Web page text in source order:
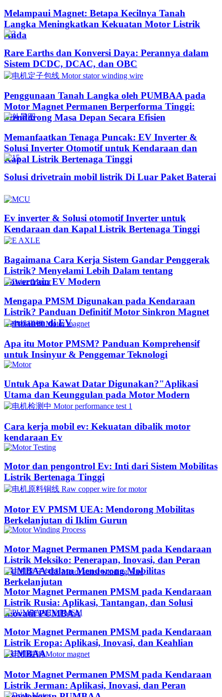
Melampaui Magnet: Betapa Kecilnya Tanah
Langka Meningkatkan Kekuatan Motor Listrik
Anda
Rare Earths dan Konversi Daya: Perannya dalam
Sistem DCDC, DCAC, dan OBC
Penggunaan Tanah Langka oleh PUMBAA pada
Motor Magnet Permanen Berperforma Tinggi:
Mendorong Masa Depan Secara Efisien
Memanfaatkan Tenaga Puncak: EV Inverter &
Solusi Inverter Otomotif untuk Kendaraan dan
Kapal Listrik Bertenaga Tinggi​
Solusi drivetrain mobil listrik Di Luar Paket Baterai
Ev inverter & Solusi otomotif Inverter untuk
Kendaraan dan Kapal Listrik Bertenaga Tinggi
Bagaimana Cara Kerja Sistem Gandar Penggerak
Listrik? Menyelami Lebih Dalam tentang
Powertrain EV Modern
Mengapa PMSM Digunakan pada Kendaraan
Listrik? Panduan Definitif Motor Sinkron Magnet
Permanen di EV
Apa itu Motor PMSM? Panduan Komprehensif
untuk Insinyur & Penggemar Teknologi
Untuk Apa Kawat Datar Digunakan?"Aplikasi
Utama dan Keunggulan pada Motor Modern
Cara kerja mobil ev: Kekuatan dibalik motor
kendaraan Ev
Motor dan pengontrol Ev: Inti dari Sistem Mobilitas
Listrik Bertenaga Tinggi
Motor EV PMSM UEA: Mendorong Mobilitas
Berkelanjutan di Iklim Gurun​
Motor Magnet Permanen PMSM pada Kendaraan
Listrik Meksiko: Penerapan, Inovasi, dan Peran
PUMBAA dalam Mendorong Mobilitas
Berkelanjutan
Motor Magnet Permanen PMSM pada Kendaraan
Listrik Rusia: Aplikasi, Tantangan, dan Solusi
Inovatif PUMBAA
Motor Magnet Permanen PMSM pada Kendaraan
Listrik Eropa: Aplikasi, Inovasi, dan Keahlian
PUMBAA
Motor Magnet Permanen PMSM pada Kendaraan
Listrik Jerman: Aplikasi, Inovasi, dan Peran